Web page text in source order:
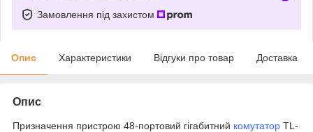
Замовлення під захистом
Опис Характеристики Відгуки про товар Доставка
Опис
Призначення пристрою 48-портовий гігабитний комутатор TL-